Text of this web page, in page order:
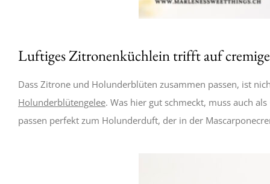
Luftiges Zitronenküchlein trifft auf
Dass Zitrone und Holunderblüten zusammen passen, ist
Holunderblütengelee. Was hier gut schmeckt, muss auch
passen perfekt zum Holunderduft, der in der